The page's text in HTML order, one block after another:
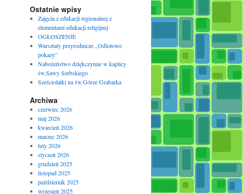
Ostatnie wpisy
Zajęcia z edukacji regionalnej z
elementami edukacji religijnej
OGŁOSZENIE
Warsztaty przyrodnicze ,,Odlotowe
pokazy”
Nabożeństwo dziękczynne w kaplicy
św.Sawy Serbskiego
Sześciolatki na św.Górze Grabarka
Archiwa
czerwiec 2026
maj 2026
kwiecień 2026
marzec 2026
luty 2026
styczeń 2026
grudzień 2025
listopad 2025
październik 2025
wrzesień 2025